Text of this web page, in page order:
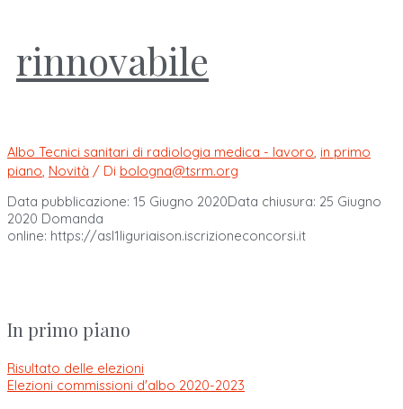
rinnovabile
Albo Tecnici sanitari di radiologia medica - lavoro, in primo
piano, Novità / Di bologna@tsrm.org
Data pubblicazione: 15 Giugno 2020Data chiusura: 25 Giugno
2020 Domanda
online: https://asl1liguriaison.iscrizioneconcorsi.it
In primo piano
Risultato delle elezioni
Elezioni commissioni d'albo 2020-2023